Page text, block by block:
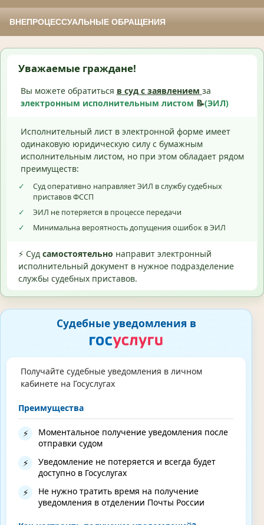
ВНЕПРОЦЕССУАЛЬНЫЕ ОБРАЩЕНИЯ
Уважаемые граждане!
Вы можете обратиться в суд с заявлением за
электронным исполнительным листом 📝(ЭИЛ)
Исполнительный лист в электронной форме имеет
одинаковую юридическую силу с бумажным
исполнительным листом, но при этом обладает рядом
преимуществ:
✓
Суд оперативно направляет ЭИЛ в службу судебных
приставов ФССП
✓
ЭИЛ не потеряется в процессе передачи
✓
Минимальна вероятность допущения ошибок в ЭИЛ
⚡ Суд самостоятельно направит электронный
исполнительный документ в нужное подразделение
службы судебных приставов.
Судебные уведомления в
Получайте судебные уведомления в личном
кабинете на Госуслугах
Преимущества
⚡
Моментальное получение уведомления после
отправки судом
⚡
Уведомление не потеряется и всегда будет
доступно в Госуслугах
⚡
Не нужно тратить время на получение
уведомления в отделении Почты России